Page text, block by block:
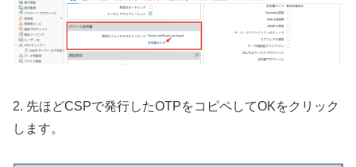
2. 先ほどCSPで発行したOTPをコピペしてOKをクリック
します。